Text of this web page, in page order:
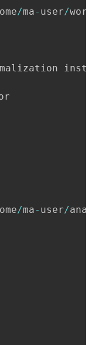
/ma- user/work
/ma- user/